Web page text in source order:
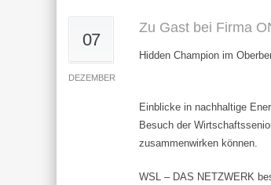
07
DEZEMBER
Zu Gast bei Firma
Hidden Champion im
Einblicke in nachhaltige
Besuch der
zusammenwirken können.
WSL – DAS NETZWERK